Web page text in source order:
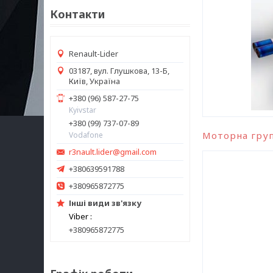
Контакти
Renault-Lider
03187, вул. Глушкова, 13-Б,
Київ, Україна
+380 (96) 587-27-75
Kyivstar
+380 (99) 737-07-89
Vodafone
r3nault.lider@gmail.com
+380639591788
+380965872775
Інші види зв'язку
Viber
+380965872775
Моторна